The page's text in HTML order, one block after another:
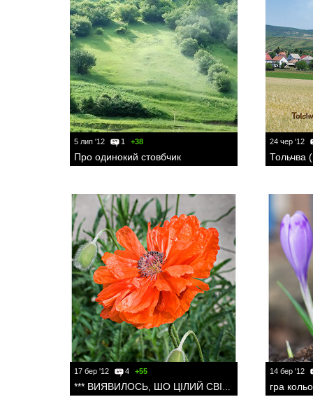
5 лип '12 1 +38
Про одинокий стовбчик
24 чер '12
17 бер '12 4 +55
*** ВИЯВИЛОСЬ, ШО ЦІЛИЙ СВІТ БУВ ПРИХОВАНИЙ У МАКОВІЙ ЗЕРНИНІ...
14 бер '12